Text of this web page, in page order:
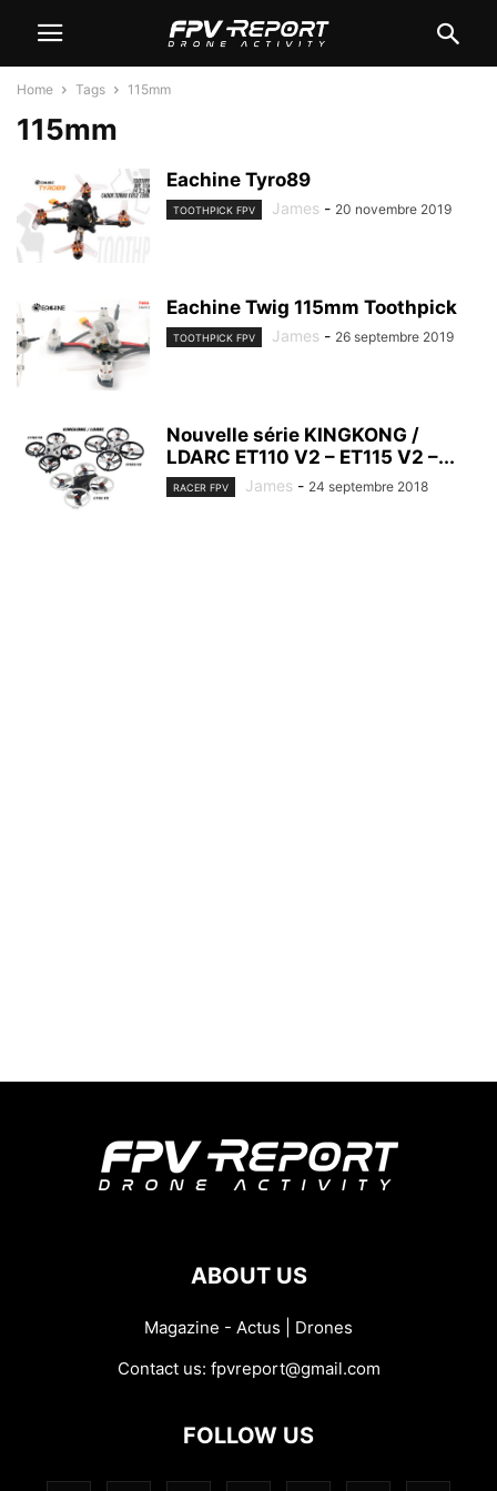
Home Tags 115mm
115mm
Eachine Tyro89
TOOTHPICK FPV James - 20 novembre 2019
Eachine Twig 115mm Toothpick
TOOTHPICK FPV James - 26 septembre 2019
Nouvelle série KINGKONG /
LDARC ET110 V2 – ET115 V2 –...
RACER FPV James - 24 septembre 2018
ABOUT US
Magazine - Actus | Drones
Contact us: fpvreport@gmail.com
FOLLOW US